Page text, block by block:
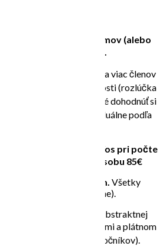
obraz pre váš domov (alebo
maľovania pre 4 a viac členov
pri rôznej príležitosti (rozlúčka
oslava a pod.) Je možné dohodnúť si
a techniku vopred individuálne podľa
Cena 72€/os pri počte
osobách je cena pre 1 osobu 85€
zábavu a relax tvorením. Všetky
štetce a plátna sú v cene).
rôzne techniky abstraktnej
prácu s akrylovými farbami a plátnom
aj pre úplných začiatočníkov).